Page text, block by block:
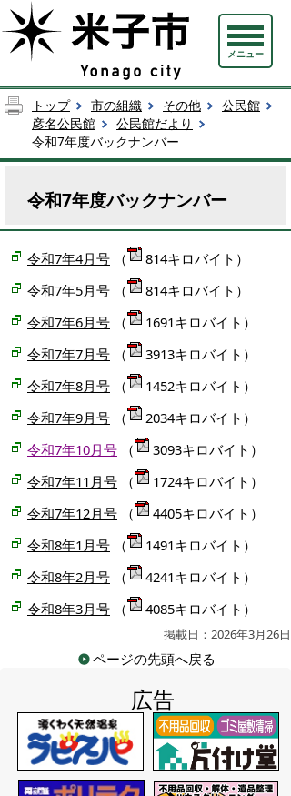
メニュー
トップ 市の組織 その他
公民館
彦名公民館
公民館だより
令和7年度バックナンバー
令和7年度バックナンバー
令和7年4月号 （
814キロバイト）
令和7年5月号
（
814キロバイト）
令和7年6月号 （
1691キロバイト）
令和7年7月号 （
3913キロバイト）
令和7年8月号 （
1452キロバイト）
令和7年9月号 （
2034キロバイト）
令和7年10月号 （
3093キロバイト）
令和7年11月号 （
1724キロバイト）
令和7年12月号 （
4405キロバイト）
令和8年1月号 （
1491キロバイト）
令和8年2月号 （
4241キロバイト）
令和8年3月号 （ 4085キロバイト）
掲載日：2026年3月26日
ページの先頭へ戻る
広告